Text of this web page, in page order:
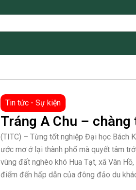
Tin tức - Sự kiện
Tráng A Chu –
(TITC) – Từng tốt nghiệp Đại học Bách
ước mơ ở lại thành phố mà quyết tâm
vùng đất nghèo khó Hua Tạt, xã Vân
điểm đến hấp dẫn của đông đảo du